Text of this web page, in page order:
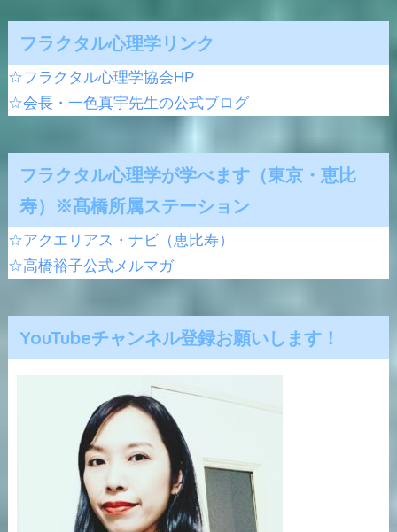
フラクタル心理学リンク
☆フラクタル心理学協会HP
☆会長・一色真宇先生の公式ブログ
フラクタル心理学が学べます（東京・恵比
寿）※髙橋所属ステーション
☆アクエリアス・ナビ（恵比寿）
☆高橋裕子公式メルマガ
YouTubeチャンネル登録お願いします！